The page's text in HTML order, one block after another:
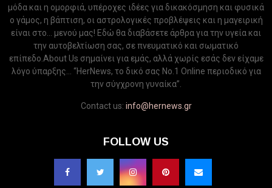
μόδα και η ομορφιά, υπέροχες ιδέες για δικακόσμηση και φυσικά
ο γάμος, η βάπτιση, οι αστρολογικές προβλέψεις και η μαγειρική
είναι στο... μενού μας! Εδώ θα διαβάσετε άρθρα για την υγεία και
την αυτοβελτίωση σας, σε πνευματικό και σωματικό
επίπεδο.About Us σημαίνει για εμάς, αλλά χωρίς εσάς δεν είχαμε
λόγο ύπαρξης... “HerNews, το δικό σας Νo.1 Online περιοδικό για
την σύγχρονη γυναίκα”.
Contact us: info@hernews.gr
FOLLOW US